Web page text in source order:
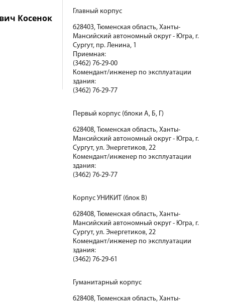
Косенок
Главный корпус
628403, Тюменская область, Ханты-
Мансийский автономный округ - Югра, г.
Сургут, пр. Ленина, 1
Приемная:
(3462) 76-29-00
Комендант/инженер по эксплуатации
здания:
(3462) 76-29-77
Первый корпус (блоки А, Б, Г)
628408, Тюменская область, Ханты-
Мансийский автономный округ - Югра, г.
Сургут, ул. Энергетиков, 22
Комендант/инженер по эксплуатации
здания:
(3462) 76-29-77
Корпус УНИКИТ (блок В)
628408, Тюменская область, Ханты-
Мансийский автономный округ - Югра, г.
Сургут, ул. Энергетиков, 22
Комендант/инженер по эксплуатации
здания:
(3462) 76-29-61
Гуманитарный корпус
628408, Тюменская область, Ханты-